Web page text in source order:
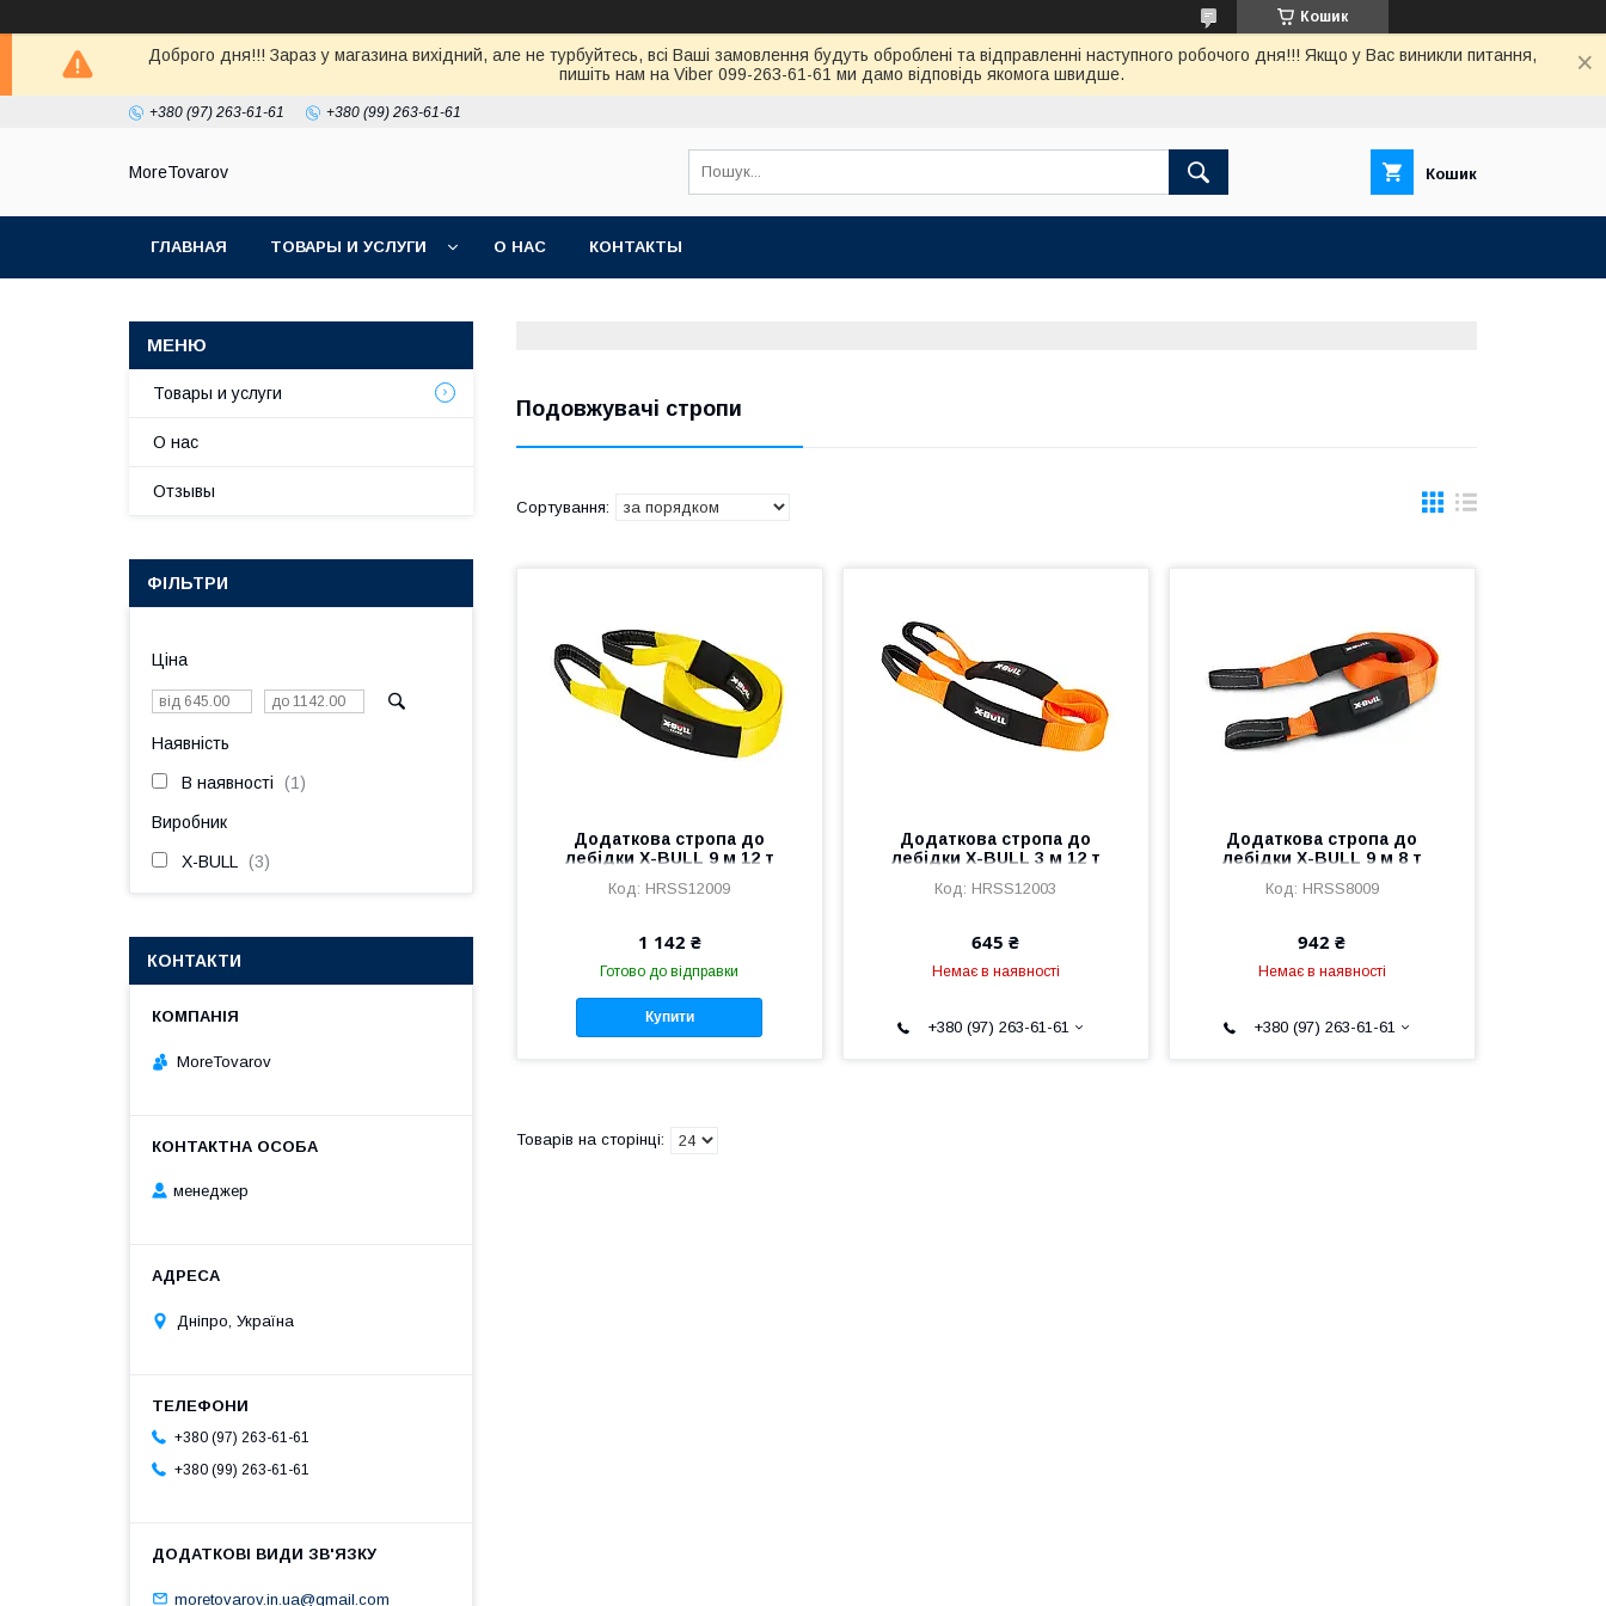
Кошик
Доброго дня!!! Зараз у магазина вихiдний, але не турбуйтесь, всi Вашi замовлення будуть обробленi та вiдправленнi наступного робочого дня!!! Якщо у Вас виникли питання,
пишiть нам на Viber 099-263-61-61 ми дамо вiдповiдь якомога швидше.
+380 (97) 263-61-61 +380 (99) 263-61-61
MoreTovarov Кошик
ГЛАВНАЯ ТОВАРЫ И УСЛУГИ О НАС КОНТАКТЫ
Подовжувачі стропи
Додаткова стропа до
лебідки X-BULL 9 м 12 т
HRSS12009
1 142 ₴
Готово до відправки
Купити
Додаткова стропа до
лебідки X-BULL 3 м 12 т
HRSS12003
645 ₴
Немає в наявності
+380 (97) 263-61-61
Додаткова стропа до
лебідки X-BULL 9 м 8 т
HRSS8009
942 ₴
Немає в наявності
+380 (97) 263-61-61
Товары и услуги
О нас
Отзывы
ФІЛЬТРИ
Ціна
Наявність
В наявності 1
Виробник
X-BULL 3
КОНТАКТИ
MoreTovarov
менеджер
Дніпро, Україна
+380 (97) 263-61-61
+380 (99) 263-61-61
moretovarov.in.ua@gmail.com